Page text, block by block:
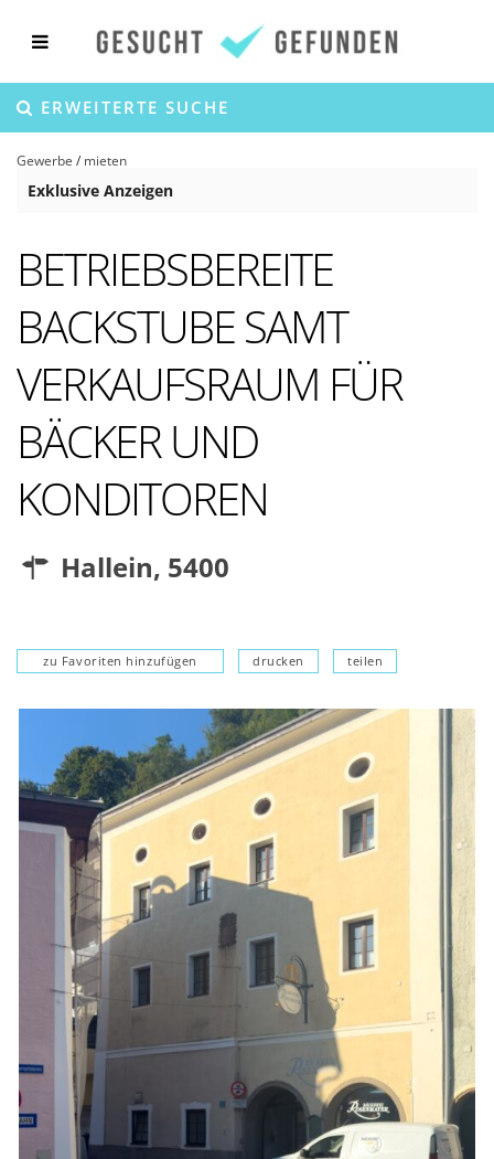
ERWEITERTE SUCHE
Gewerbe / mieten
Exklusive Anzeigen
BETRIEBSBEREITE
BACKSTUBE SAMT
VERKAUFSRAUM FÜR
BÄCKER UND
KONDITOREN
Hallein, 5400
zu Favoriten hinzufügen drucken teilen